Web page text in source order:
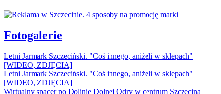
Fotogalerie
Letni Jarmark Szczeciński. "Coś innego, aniżeli w sklepach"
[WIDEO, ZDJĘCIA]
Letni Jarmark Szczeciński. "Coś innego, aniżeli w sklepach"
[WIDEO, ZDJĘCIA]
Wirtualny spacer po Dolinie Dolnej Odry w centrum Szczecina